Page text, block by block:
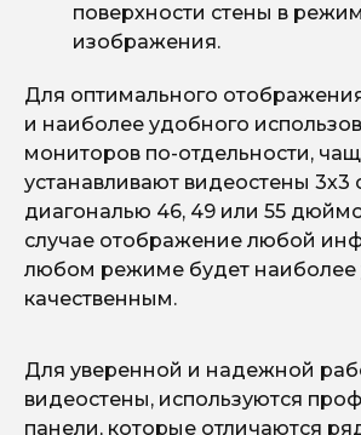
поверхности стены в
изображения.
Для оптимального
и наиболее удобного
мониторов по-отдельности,
устанавливают видеостены 3х3
диагональю 46, 49 или 55
случае отображение любой
любом режиме будет
качественным.
Для уверенной и надежной
видеостены, используются
панели, которые отличаются